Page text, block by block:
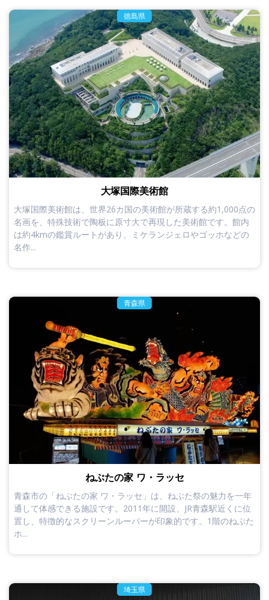
徳島県
大塚国際美術館
大塚国際美術館は、世界26カ国の美術館が所蔵する約1,000点の
名画を、特殊技術で陶板に原寸大で再現した美術館です。館内
は約4kmの鑑賞ルートがあり、ミケランジェロやゴッホなどの
名作...
青森県
ねぶたの家 ワ・ラッセ
青森市の「ねぶたの家 ワ・ラッセ」は、ねぶた祭の魅力を一年
通して体感できる施設です。2011年に開設、JR青森駅近くに位
置し、特徴的なスクリーンルーバーが印象的です。1階のねぶた
ホ...
埼玉県